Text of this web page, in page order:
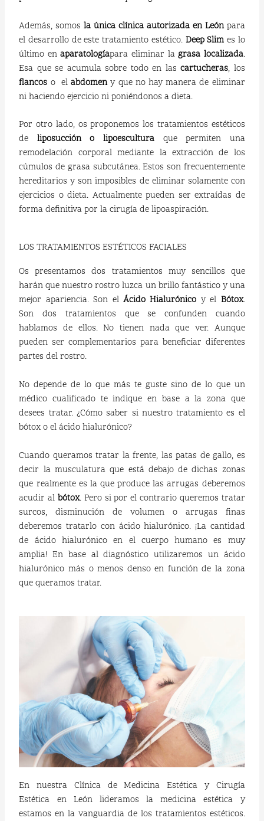
Además, somosla única clínica autorizada en Leónpara
el desarrollo de este tratamiento estético. Deep Slim es lo
último enaparatologíapara eliminar lagrasa localizada.
Esa que se acumula sobre todo en lascartucheras, los
flancos o elabdomeny que no hay manera de eliminar
ni haciendo ejercicio ni poniéndonos a dieta.
Por otro lado, os proponemos los tratamientos estéticos
de liposucción o lipoescultura que permiten una
remodelación corporal mediante la extracción de los
cúmulos de grasa subcutánea. Estos son frecuentemente
hereditarios y son imposibles de eliminar solamente con
ejercicios o dieta. Actualmente pueden ser extraídas de
forma definitiva por la cirugía de lipoaspiración.
LOS TRATAMIENTOS ESTÉTICOS FACIALES
Os presentamos dos tratamientos muy sencillos que
harán que nuestro rostro luzca un brillo fantástico y una
mejor apariencia. Son el Ácido Hialurónico y el Bótox.
Son dos tratamientos que se confunden cuando
hablamos de ellos. No tienen nada que ver. Aunque
pueden ser complementarios para beneficiar diferentes
partes del rostro.
No depende de lo que más te guste sino de lo que un
médico cualificado te indique en base a la zona que
desees tratar. ¿Cómo saber si nuestro tratamiento es el
bótox o el ácido hialurónico?
Cuando queramos tratar la frente, las patas de gallo, es
decir la musculatura que está debajo de dichas zonas
que realmente es la que produce las arrugas deberemos
acudir albótox. Pero si por el contrario queremos tratar
surcos, disminución de volumen o arrugas finas
deberemos tratarlo con ácido hialurónico. ¡La cantidad
de ácido hialurónico en el cuerpo humano es muy
amplia! En base al diagnóstico utilizaremos un ácido
hialurónico más o menos denso en función de la zona
que queramos tratar.
En nuestra Clínica de Medicina Estética y Cirugía
Estética en León lideramos la medicina estética y
estamos en la vanguardia de los tratamientos estéticos.